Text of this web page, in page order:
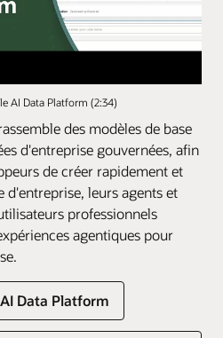
AI Data Platform (2:34)
des modèles de base
d'entreprise gouvernées, afin
de créer rapidement et
d'entreprise, leurs agents et
professionnels
agentiques pour
Data Platform